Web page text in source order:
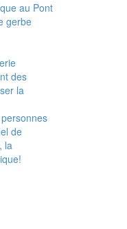
au Pont
gerbe
des
la
de
la